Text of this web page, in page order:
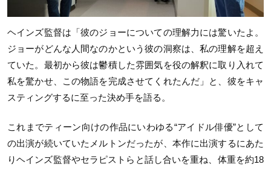
ヘインズ監督は「彼のジョーについての理解力には驚いたよ。
ジョーがどんな人間なのかという彼の洞察は、私の理解を超え
ていた。最初から彼は鬱積した雰囲気を役の解釈に取り入れて
私を驚かせ、この物語を完成させてくれたんだ」と、彼をキャ
スティングするに至った決め手を語る。
これまでティーン向けの作品にいわゆる“アイドル俳優”として
の出演が続いていたメルトンだったが、本作に出演するにあた
りヘインズ監督やセラピストらと話し合いを重ね、体重を約18